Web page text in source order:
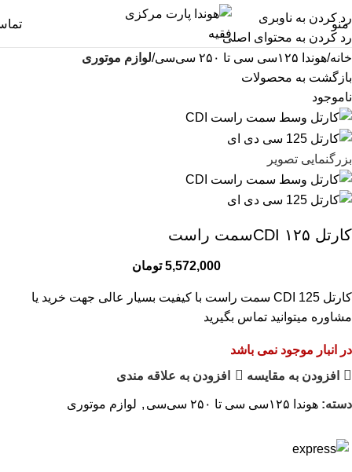
رد کردن به ناوبری
رد کردن به محتوای اصلی
منو
خانه هوندا ۱۲۵سی سی تا ۲۵۰ سی‌سی
لوازم موتوری
بازگشت به محصولات
ناموجود
بزرگنمایی تصویر
کارتل ۱۲۵ CDIسمت راست
5,572,000 تومان
کارتل 125 CDI سمت راست با کیفیت بسیار عالی جهت خرید یا
مشاوره میتوانید تماس بگیرید
در انبار موجود نمی باشد
افزودن به مقایسه
افزودن به علاقه مندی
دسته: هوندا ۱۲۵سی سی تا ۲۵۰ سی‌سی , لوازم موتوری